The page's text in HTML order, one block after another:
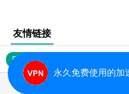
友情链接
网站地图
永久免费使用的加